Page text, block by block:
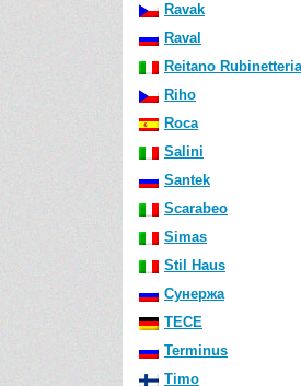
Ravak
Raval
Reitano Rubinetteria
Riho
Roca
Salini
Santek
Scarabeo
Simas
Stil Haus
Сунержа
TECE
Terminus
Timo